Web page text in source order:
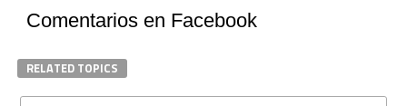
Comentarios en Facebook
RELATED TOPICS